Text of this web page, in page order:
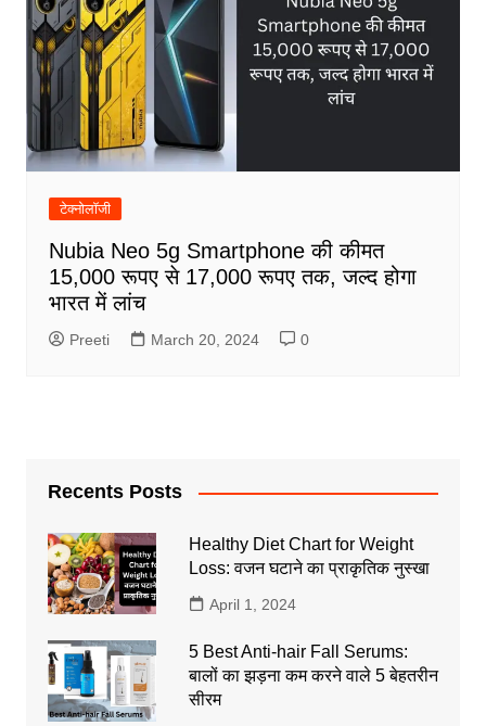
टेक्नोलॉजी
Nubia Neo 5g Smartphone की कीमत
15,000 रूपए से 17,000 रूपए तक, जल्द होगा
भारत में लांच
Preeti March 20, 2024 0
Recents Posts
Healthy Diet Chart for Weight
Loss: वजन घटाने का प्राकृतिक नुस्खा
April 1, 2024
5 Best Anti-hair Fall Serums:
बालों का झड़ना कम करने वाले 5 बेहतरीन
सीरम